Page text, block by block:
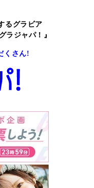
るグラビア
ラジャパ！』
くさん!